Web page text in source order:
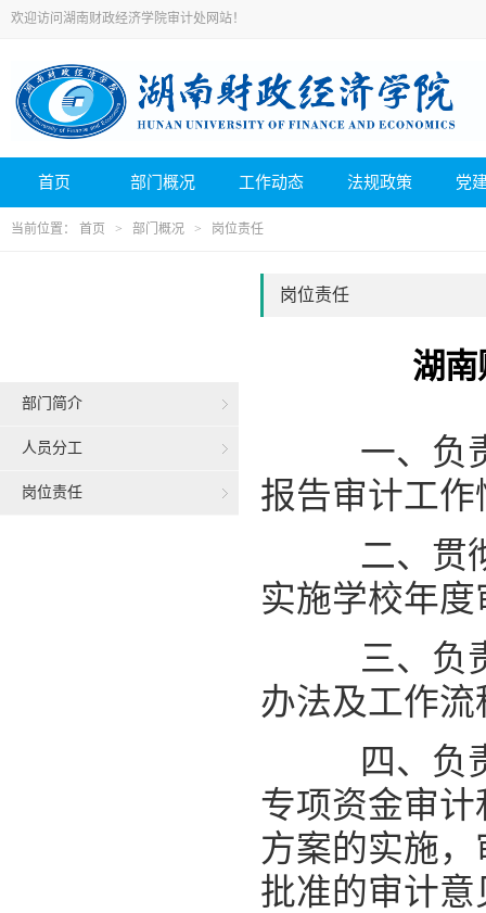
欢迎访问湖南财政经济学院审计处网站！
首页 部门概况 工作动态 法规政策 党
当前位置： 首页 > 部门概况 > 岗位责任
部门简介
人员分工
岗位责任
岗位责任
湖
一、负责
报告审计工作
二、贯彻
实施学校年
三、负责
办法及工作
四、负责
专项资金审
方案的实施
批准的审计